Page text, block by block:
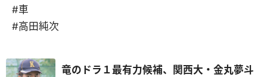
#車
#高田純次
竜のドラ１最有力候補、関西大・金丸夢斗